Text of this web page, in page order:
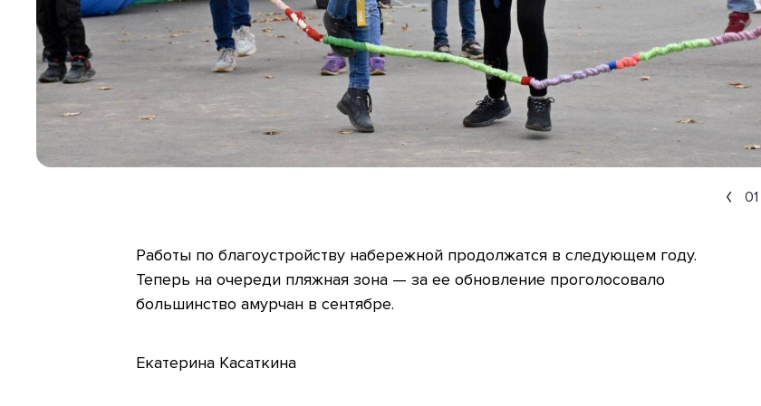
01
Работы по благоустройству набережной продолжатся в следующем году.
Теперь на очереди пляжная зона — за ее обновление проголосовало
большинство амурчан в сентябре.
Екатерина Касаткина